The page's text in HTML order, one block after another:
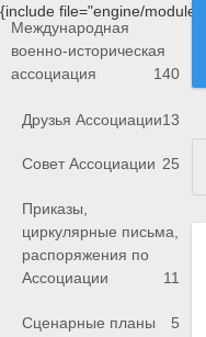
{include file="engine/
Международная
военно-историческая
ассоциация
140
Друзья Ассоциации13
Совет Ассоциации 25
Приказы,
циркулярные письма,
распоряжения по
Ассоциации
11
Сценарные планы 5